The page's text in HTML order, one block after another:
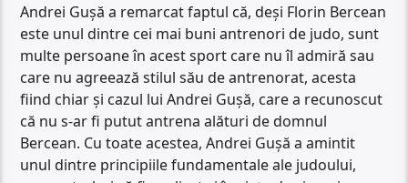
Andrei Gușă a remarcat faptul că, deși Florin Bercean
este unul dintre cei mai buni antrenori de judo, sunt
multe persoane în acest sport care nu îl admiră sau
care nu agreează stilul său de antrenorat, acesta
fiind chiar și cazul lui Andrei Gușă, care a recunoscut
că nu s-ar fi putut antrena alături de domnul
Bercean. Cu toate acestea, Andrei Gușă a amintit
unul dintre principiile fundamentale ale judoului,